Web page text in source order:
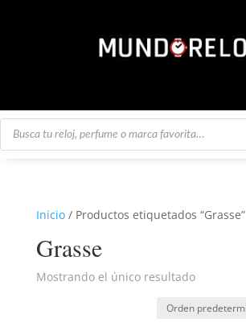
Búsqueda
Inicio/ Productos etiquetados “Grasse”
Grasse
Mostrando el único resultado